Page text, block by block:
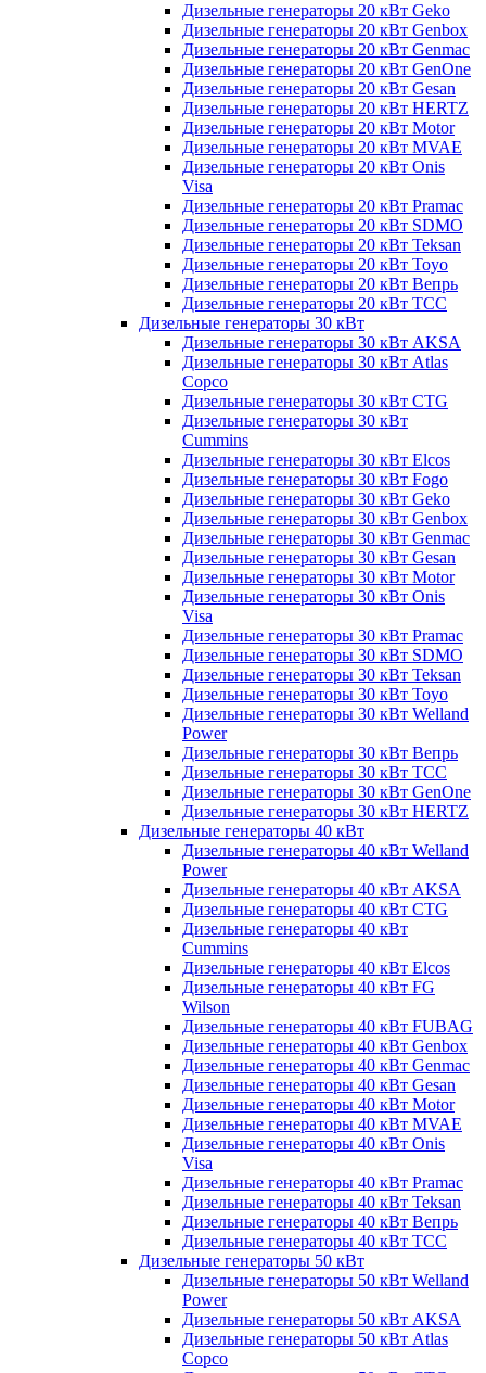
Дизельные генераторы 20 кВт Geko
Дизельные генераторы 20 кВт Genbox
Дизельные генераторы 20 кВт Genmac
Дизельные генераторы 20 кВт GenOne
Дизельные генераторы 20 кВт Gesan
Дизельные генераторы 20 кВт HERTZ
Дизельные генераторы 20 кВт Motor
Дизельные генераторы 20 кВт MVAE
Дизельные генераторы 20 кВт Onis
Visa
Дизельные генераторы 20 кВт Pramac
Дизельные генераторы 20 кВт SDMO
Дизельные генераторы 20 кВт Teksan
Дизельные генераторы 20 кВт Toyo
Дизельные генераторы 20 кВт Вепрь
Дизельные генераторы 20 кВт ТСС
Дизельные генераторы 30 кВт
Дизельные генераторы 30 кВт AKSA
Дизельные генераторы 30 кВт Atlas
Copco
Дизельные генераторы 30 кВт CTG
Дизельные генераторы 30 кВт
Cummins
Дизельные генераторы 30 кВт Elcos
Дизельные генераторы 30 кВт Fogo
Дизельные генераторы 30 кВт Geko
Дизельные генераторы 30 кВт Genbox
Дизельные генераторы 30 кВт Genmac
Дизельные генераторы 30 кВт Gesan
Дизельные генераторы 30 кВт Motor
Дизельные генераторы 30 кВт Onis
Visa
Дизельные генераторы 30 кВт Pramac
Дизельные генераторы 30 кВт SDMO
Дизельные генераторы 30 кВт Teksan
Дизельные генераторы 30 кВт Toyo
Дизельные генераторы 30 кВт Welland
Power
Дизельные генераторы 30 кВт Вепрь
Дизельные генераторы 30 кВт ТСС
Дизельные генераторы 30 кВт GenOne
Дизельные генераторы 30 кВт HERTZ
Дизельные генераторы 40 кВт
Дизельные генераторы 40 кВт Welland
Power
Дизельные генераторы 40 кВт AKSA
Дизельные генераторы 40 кВт CTG
Дизельные генераторы 40 кВт
Cummins
Дизельные генераторы 40 кВт Elcos
Дизельные генераторы 40 кВт FG
Wilson
Дизельные генераторы 40 кВт FUBAG
Дизельные генераторы 40 кВт Genbox
Дизельные генераторы 40 кВт Genmac
Дизельные генераторы 40 кВт Gesan
Дизельные генераторы 40 кВт Motor
Дизельные генераторы 40 кВт MVAE
Дизельные генераторы 40 кВт Onis
Visa
Дизельные генераторы 40 кВт Pramac
Дизельные генераторы 40 кВт Teksan
Дизельные генераторы 40 кВт Вепрь
Дизельные генераторы 40 кВт ТСС
Дизельные генераторы 50 кВт
Дизельные генераторы 50 кВт Welland
Power
Дизельные генераторы 50 кВт AKSA
Дизельные генераторы 50 кВт Atlas
Copco